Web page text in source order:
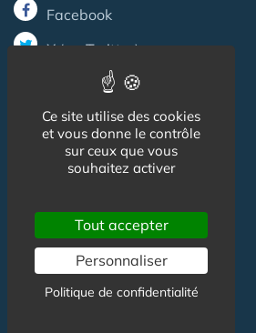
Facebook
X (ex-Twitter)
Linkedin
Informations
Mentions légales
Contact
Ce site utilise des cookies
et vous donne le contrôle
sur ceux que vous
souhaitez activer
Tout accepter
Personnaliser
Politique de confidentialité